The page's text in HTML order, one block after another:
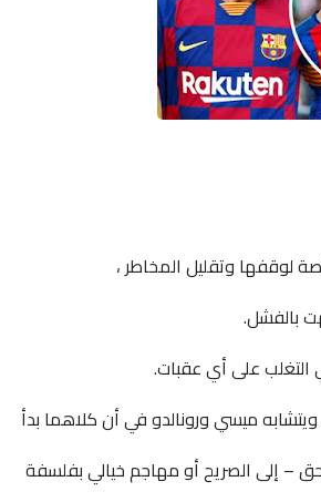
لوقفها وتقليل المخاطر ،
بالفشل.
التغلب على أي عقبات.
ميسي ورونالدو في أن كلاهما بدأ
– إلى الصريح أو مهاجم خيالي بفلسفة